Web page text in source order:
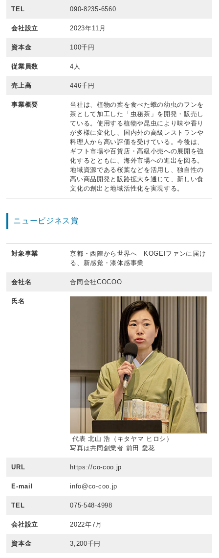
TEL 090-8235-6560
会社設立 2023年11月
資本金 100千円
従業員数 4人
売上高 446千円
事業概要
当社は、植物の葉を食べた蛾の幼虫のフンを
茶として加工した「虫秘茶」を開発・販売し
ている。使用する植物や昆虫により味や香り
が多様に変化し、国内外の高級レストランや
料理人から高い評価を受けている。今後は、
ギフト市場や百貨店・高級小売への展開を強
化するとともに、海外市場への進出を図る。
地域資源である桜葉などを活用し、独自性の
高い商品開発と販路拡大を通じて、新しい食
文化の創出と地域活性化を実現する。
ニュービジネス賞
対象事業
京都・西陣から世界へ KOGEIファンに届け
る、新感覚・漆体感事業
会社名 合同会社COCOO
氏名
代表 北山 浩（キタヤマ ヒロシ）
写真は共同創業者 前田 愛花
URL https://co-coo.jp
E-mail info@co-coo.jp
TEL 075-548-4998
会社設立 2022年7月
資本金 3,200千円